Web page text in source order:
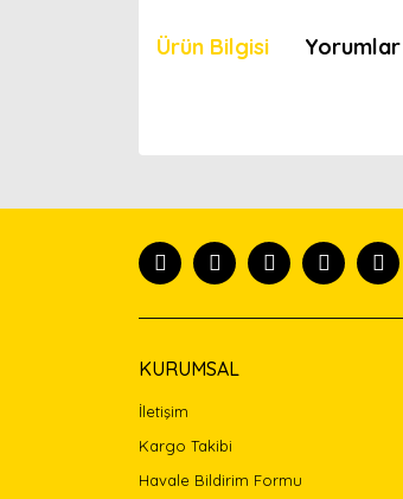
Ürün Bilgisi Yorumlar
Ürün açıklamasında eksik
Bu ürüne benzer farklı
KURUMSAL
İletişim
Kargo Takibi
Havale Bildirim Formu